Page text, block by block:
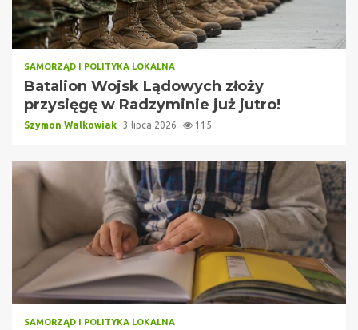
SAMORZĄD I POLITYKA LOKALNA
Batalion Wojsk Lądowych złoży
przysięgę w Radzyminie już jutro!
Szymon Walkowiak 3 lipca 2026 115
SAMORZĄD I POLITYKA LOKALNA